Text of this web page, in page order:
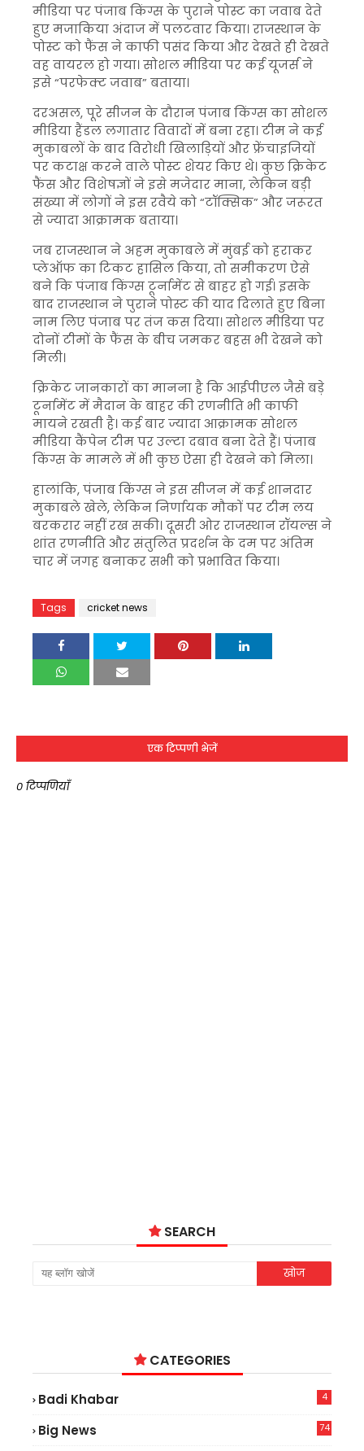
मीडिया पर पंजाब किंग्स के पुराने पोस्ट का जवाब देते
हुए मजाकिया अंदाज में पलटवार किया। राजस्थान के
पोस्ट को फैंस ने काफी पसंद किया और देखते ही देखते
वह वायरल हो गया। सोशल मीडिया पर कई यूजर्स ने
इसे “परफेक्ट जवाब” बताया।
दरअसल, पूरे सीजन के दौरान पंजाब किंग्स का सोशल
मीडिया हैंडल लगातार विवादों में बना रहा। टीम ने कई
मुकाबलों के बाद विरोधी खिलाड़ियों और फ्रेंचाइजियों
पर कटाक्ष करने वाले पोस्ट शेयर किए थे। कुछ क्रिकेट
फैंस और विशेषज्ञों ने इसे मजेदार माना, लेकिन बड़ी
संख्या में लोगों ने इस रवैये को “टॉक्सिक” और जरूरत
से ज्यादा आक्रामक बताया।
जब राजस्थान ने अहम मुकाबले में मुंबई को हराकर
प्लेऑफ का टिकट हासिल किया, तो समीकरण ऐसे
बने कि पंजाब किंग्स टूर्नामेंट से बाहर हो गई। इसके
बाद राजस्थान ने पुराने पोस्ट की याद दिलाते हुए बिना
नाम लिए पंजाब पर तंज कस दिया। सोशल मीडिया पर
दोनों टीमों के फैंस के बीच जमकर बहस भी देखने को
मिली।
क्रिकेट जानकारों का मानना है कि आईपीएल जैसे बड़े
टूर्नामेंट में मैदान के बाहर की रणनीति भी काफी
मायने रखती है। कई बार ज्यादा आक्रामक सोशल
मीडिया कैंपेन टीम पर उल्टा दबाव बना देते हैं। पंजाब
किंग्स के मामले में भी कुछ ऐसा ही देखने को मिला।
हालांकि, पंजाब किंग्स ने इस सीजन में कई शानदार
मुकाबले खेले, लेकिन निर्णायक मौकों पर टीम लय
बरकरार नहीं रख सकी। दूसरी ओर राजस्थान रॉयल्स ने
शांत रणनीति और संतुलित प्रदर्शन के दम पर अंतिम
चार में जगह बनाकर सभी को प्रभावित किया।
Tags cricket news
एक टिप्पणी भेजें
0 टिप्पणियाँ
SEARCH
CATEGORIES
Badi Khabar 4
Big News
74